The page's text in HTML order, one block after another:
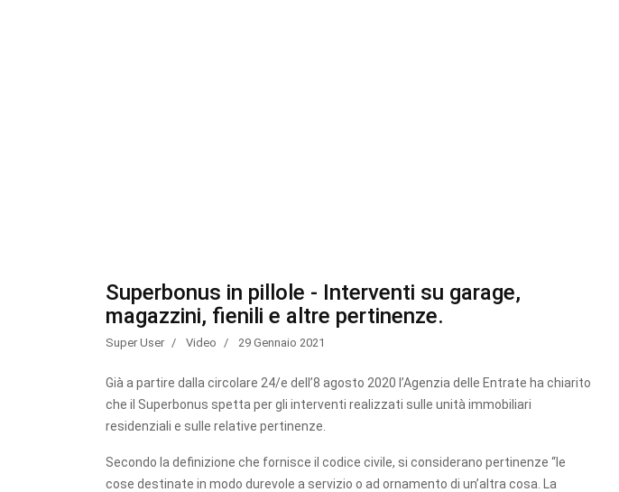
Superbonus in pillole - Interventi su garage,
magazzini, fienili e altre pertinenze.
Super User Video 29 Gennaio 2021
Già a partire dalla circolare 24/e dell’8 agosto 2020 l’Agenzia delle Entrate ha chiarito
che il Superbonus spetta per gli interventi realizzati sulle unità immobiliari
residenziali e sulle relative pertinenze.
Secondo la definizione che fornisce il codice civile, si considerano pertinenze “le
cose destinate in modo durevole a servizio o ad ornamento di un’altra cosa. La